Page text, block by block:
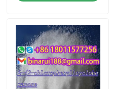
Ürün
Videolar